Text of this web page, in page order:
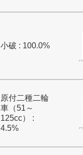
小破 : 100.0%
原付二種二輪
車（51～
125cc） :
4.5%